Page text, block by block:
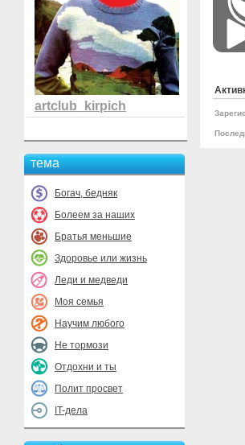
artclub_kirpich
тема
Богач, бедняк
Болеем за наших
Братья меньшие
Здоровье или жизнь
Леди и медведи
Моя семья
Научим любого
Не тормози
Отдохни и ты
Полит просвет
IT-дела